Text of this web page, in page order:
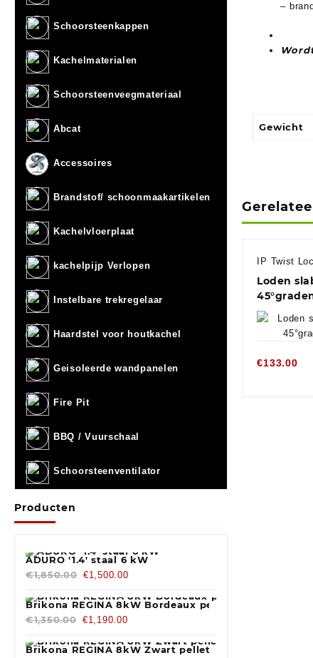
Schoorsteenkappen
Kachelmaterialen
Schoorsteenveegmateriaal
Abcat
Accessoires
Brandstof/ schoonmaakartikelen
Kachelvloerplaat
kachelpijp Verlopen
Instelbare trekregelaar
Haardstel voor houtkachel
Geisoleerde wandpanelen
Fire Pit
BBQ / Vuurschaal
Schoorsteenventilator
Producten
ADURO '1.4' staal 6 kW
€1,850.00 €1,500.00
Brikona REGINA 8kW Bordeaux pelletkachel
€1,350.00 €1,190.00
Brikona REGINA 8kW Zwart pelletkachel
–
Gewicht
IP Twist
Loden
€133.00